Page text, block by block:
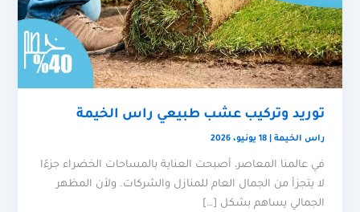
توريد وتركيب عشب طبيعي راس الخيمة
راس الخيمة |18 يونيو، 2026
في عالمنا المعاصر، أصبحت العناية بالمساحات الخضراء جزءًا
لا يتجزأ من الجمال العام للمنازل والشركات. ولأن المظهر
الجمالي يساهم بشكل […]